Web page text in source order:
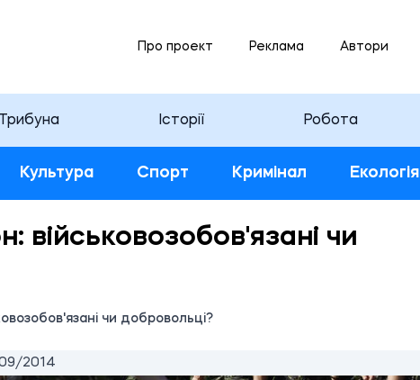
Про проект Реклама Автори
Історії Робота
Культура Спорт Кримінал Екологія
військовозобов'язані чи
чи добровольці?
2014